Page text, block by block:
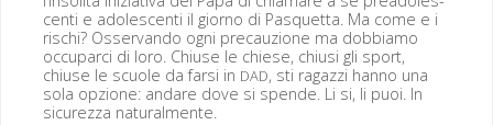
cen­ti e ado­les­cen­ti il giorno di Pas­quet­ta. Ma come e i
rischi? Osser­van­do ogni pre­cauzione ma dob­bi­amo
occu­par­ci di loro. Chiuse le chiese, chiusi gli sport,
chiuse le scuole da far­si in DAD, sti ragazzi han­no una
sola opzione: andare dove si spende. Li si, li puoi. In
sicurez­za naturalmente.